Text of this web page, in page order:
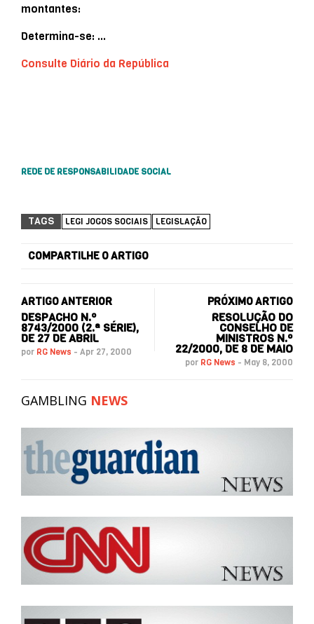
montantes:
Determina-se: …
Consulte Diário da República
REDE DE RESPONSABILIDADE SOCIAL
TAGS LEGI JOGOS SOCIAIS LEGISLAÇÃO
COMPARTILHE O ARTIGO
ARTIGO ANTERIOR
DESPACHO N.º
8743/2000 (2.ª SÉRIE),
DE 27 DE ABRIL
por RG News - Apr 27, 2000
PRÓXIMO ARTIGO
RESOLUÇÃO DO
CONSELHO DE
MINISTROS N.º
22/2000, DE 8 DE MAIO
por RG News - May 8, 2000
GAMBLING NEWS